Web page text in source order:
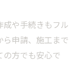
や手続きもフル
申請、施工まで
方でも安心で